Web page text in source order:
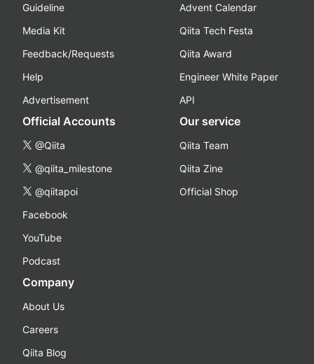
Guideline
Media Kit
Feedback/Requests
Help
Advertisement
Advent Calendar
Qiita Tech Festa
Qiita Award
Engineer White Paper
API
Official Accounts
@Qiita
@qiita_milestone
@qiitapoi
Facebook
YouTube
Podcast
Our service
Qiita Team
Qiita Zine
Official Shop
Company
About Us
Careers
Qiita Blog